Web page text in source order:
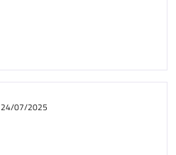
24/07/2025